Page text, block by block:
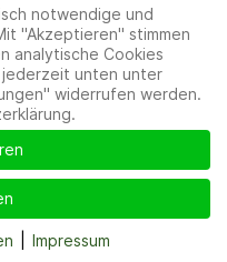
notwendige und
"Akzeptieren" stimmen
analytische Cookies
jederzeit unten unter
widerrufen werden.
Impressum